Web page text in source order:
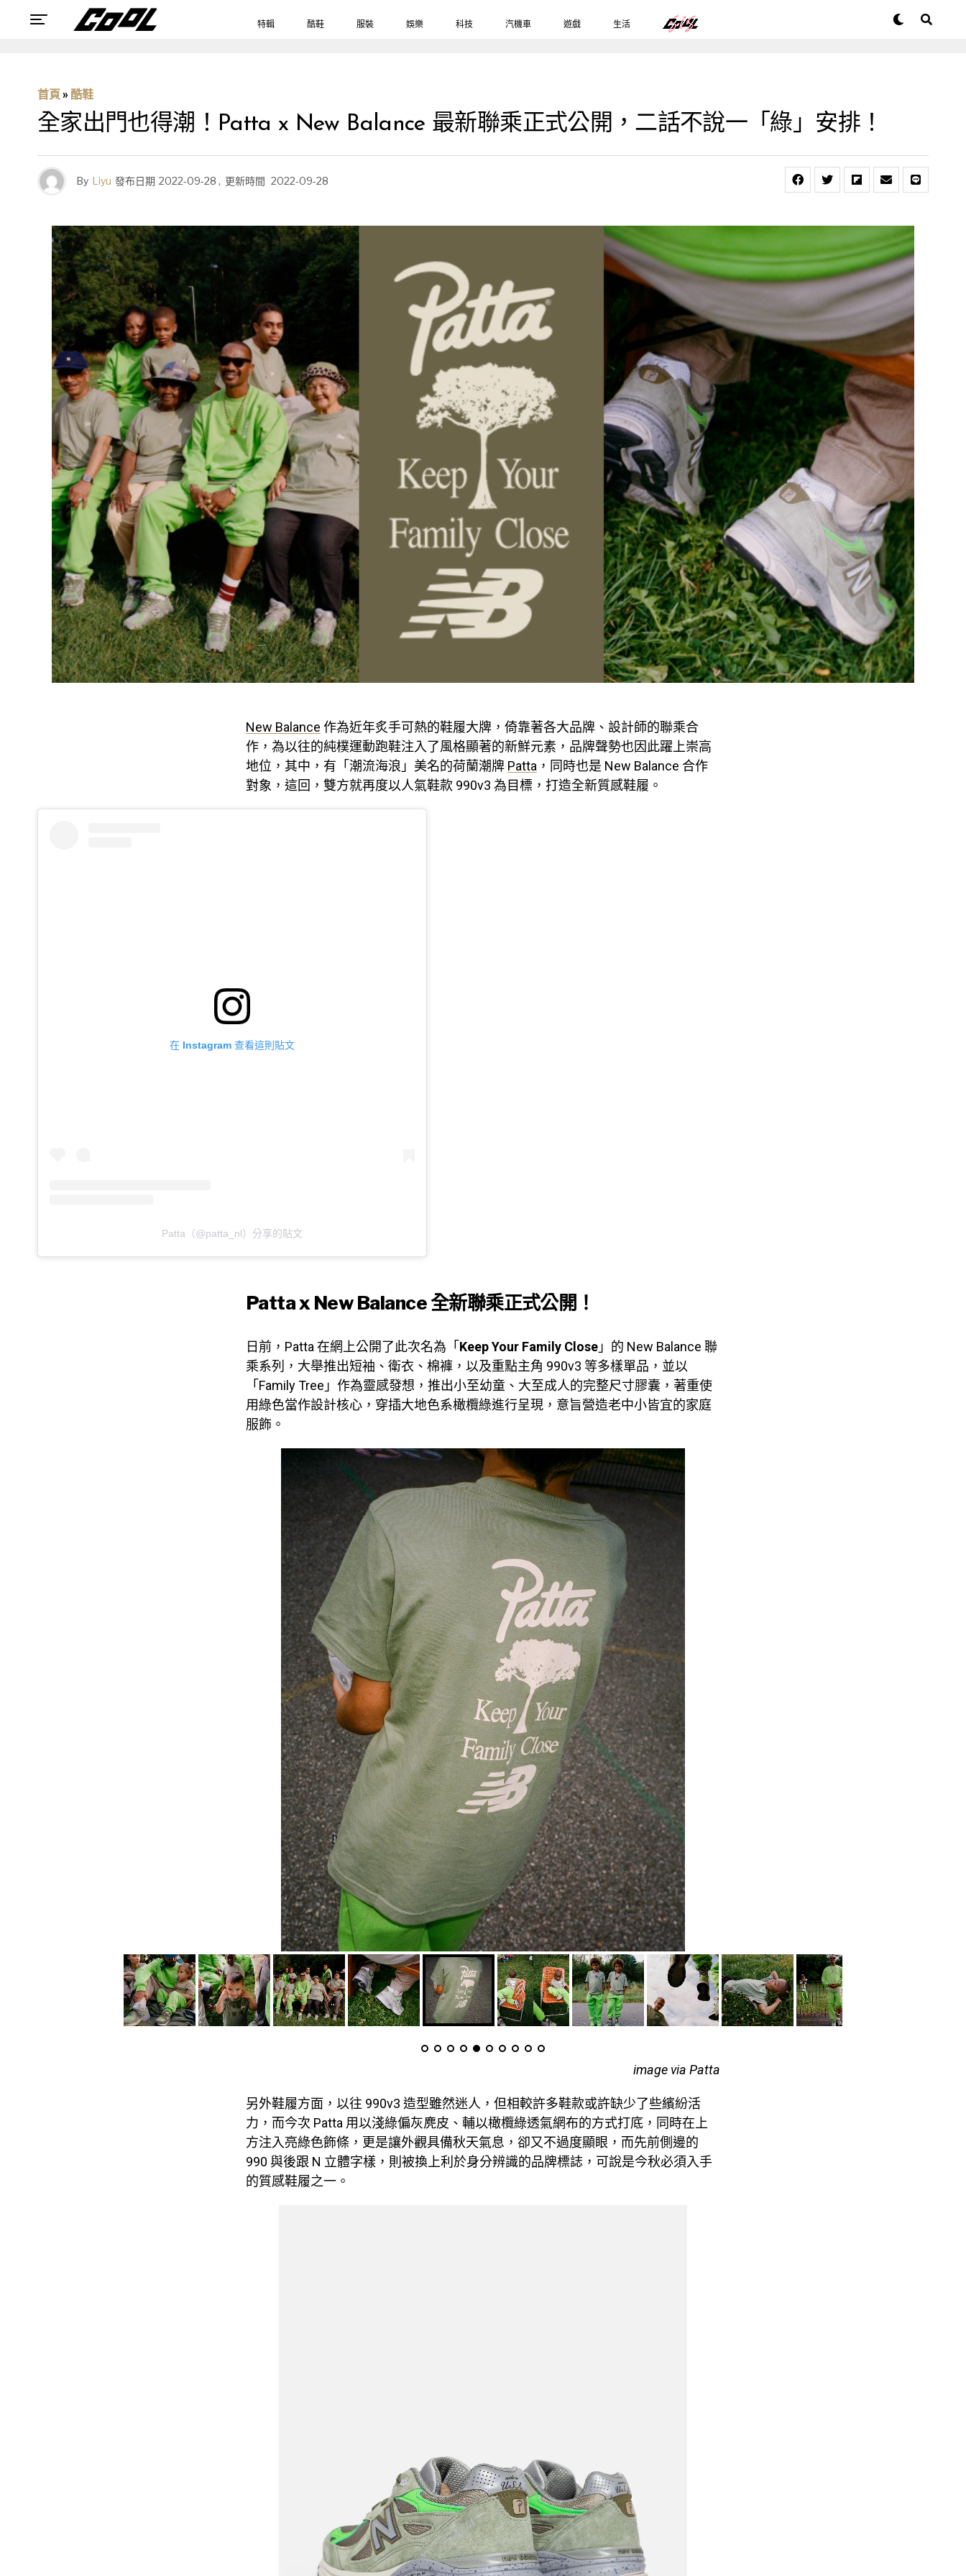
特輯 酷鞋 服裝 娛樂 科技 汽機車 遊戲 生活
首頁 » 酷鞋
全家出門也得潮！Patta x New Balance 最新聯乘正式公開，二話不說一「綠」安排！
By Liyu 發布日期 2022-09-28 , 更新時間 2022-09-28
New Balance 作為近年炙手可熱的鞋履大牌，倚靠著各大品牌、設計師的聯乘合
作，為以往的純樸運動跑鞋注入了風格顯著的新鮮元素，品牌聲勢也因此躍上崇高
地位，其中，有「潮流海浪」美名的荷蘭潮牌 Patta ，同時也是 New Balance 合作
對象，這回，雙方就再度以人氣鞋款 990v3 為目標，打造全新質感鞋履。
在 Instagram 查看這則貼文
Patta（@patta_nl）分享的貼文
Patta x New Balance 全新聯乘正式公開！
日前，Patta 在網上公開了此次名為「Keep Your Family Close 」的 New Balance 聯
乘系列，大舉推出短袖、衛衣、棉褲，以及重點主角 990v3 等多樣單品，並以
「Family Tree」作為靈感發想，推出小至幼童、大至成人的完整尺寸膠囊，著重使
用綠色當作設計核心，穿插大地色系橄欖綠進行呈現，意旨營造老中小皆宜的家庭
服飾。
image via Patta
另外鞋履方面，以往 990v3 造型雖然迷人，但相較許多鞋款或許缺少了些繽紛活
力，而今次 Patta 用以淺綠偏灰麂皮、輔以橄欖綠透氣網布的方式打底，同時在上
方注入亮綠色飾條，更是讓外觀具備秋天氣息，卻又不過度顯眼，而先前側邊的
990 與後跟 N 立體字樣，則被換上利於身分辨識的品牌標誌，可說是今秋必須入手
的質感鞋履之一。